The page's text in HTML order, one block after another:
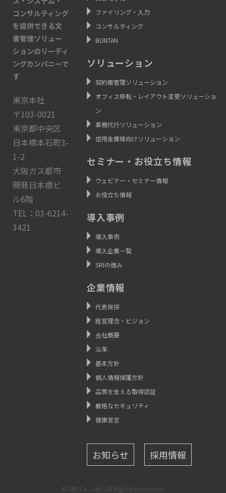
コンサルティング
を提供できる文
書管理ソリュー
ションのリーディ
ングカンパニーで
す
東京本社
〒103-0021
東京都中央区
日本橋本石町3-
1-2
大阪ガス都市
開発日本橋ビ
ル6階
TEL：03-6214-
3421
ファイリング・入力
コンサルティング
BUNTAN
ソリューション
契約書管理ソリューション
オフィス移転・レイアウト変更ソリューショ
ン
事務代行ソリューション
信用金庫様向けソリューション
セミナー・お役立ち情報
ウェビナー・セミナー情報
お役立ち情報
導入事例
導入事例
導入企業一覧
SRIの強み
企業情報
代表挨拶
経営理念・ビジョン
会社概要
沿革
基本方針
個人情報保護方針
品質を支える取得認証
厳格なセキュリティ
健康宣言
お知らせ 採用情報
© SRI Co., Ltd. All Rights Reserved.